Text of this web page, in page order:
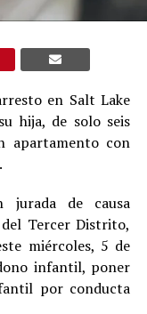
en Salt Lake
hija, de solo seis
apartamento con
jurada de causa
Tercer Distrito,
miércoles, 5 de
infantil, poner
por conducta